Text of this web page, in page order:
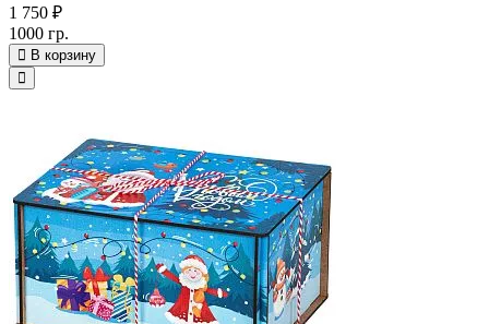
1 750 ₽
1000 гр.
В корзину